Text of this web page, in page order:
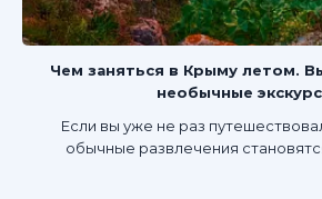
Чем заняться в Крыму летом.
необычные
Если вы уже не раз
обычные развлечения